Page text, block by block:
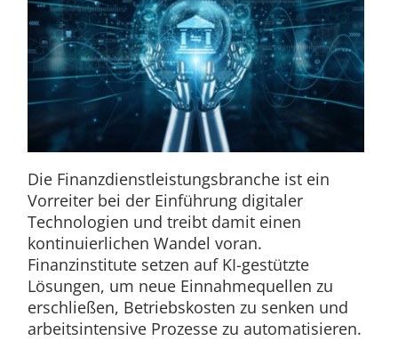
Die Finanzdienstleistungsbranche ist ein
Vorreiter bei der Einführung digitaler
Technologien und treibt damit einen
kontinuierlichen Wandel voran.
Finanzinstitute setzen auf KI-gestützte
Lösungen, um neue Einnahmequellen zu
erschließen, Betriebskosten zu senken und
arbeitsintensive Prozesse zu automatisieren.